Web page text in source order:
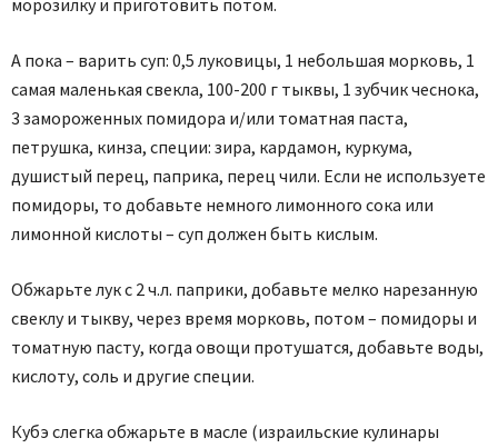
морозилку и приготовить потом.
А пока – варить суп: 0,5 луковицы, 1 небольшая морковь, 1
самая маленькая свекла, 100-200 г тыквы, 1 зубчик чеснока,
3 замороженных помидора и/или томатная паста,
петрушка, кинза, специи: зира, кардамон, куркума,
душистый перец, паприка, перец чили. Если не используете
помидоры, то добавьте немного лимонного сока или
лимонной кислоты – суп должен быть кислым.
Обжарьте лук с 2 ч.л. паприки, добавьте мелко нарезанную
свеклу и тыкву, через время морковь, потом – помидоры и
томатную пасту, когда овощи протушатся, добавьте воды,
кислоту, соль и другие спе­ции.
Кубэ слегка обжарьте в масле (израильские кулинары